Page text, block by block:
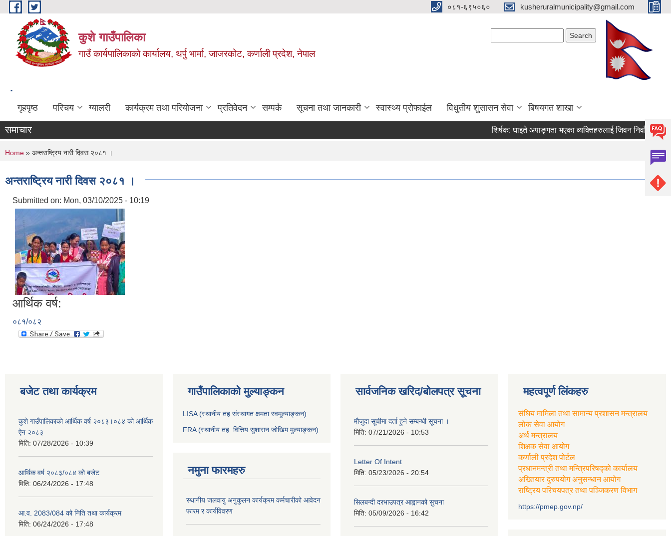
Skip to main content ०८१-६९५०६० kusheruralmunicipality@gmail.com
कुशे गाउँपालिका
गाउँ कार्यपालिकाको कार्यालय, थर्पु भार्मा, जाजरकोट, कर्णाली प्रदेश, नेपाल
.
गृहपृष्ठ परिचय ग्यालरी कार्यक्रम तथा परियोजना प्रतिवेदन सम्पर्क सूचना तथा जानकारी स्वास्थ्य प्रोफाईल विधुतीय शुसासन सेवा बिषयगत शाखा
समाचार शिर्षक:घाइते अपाङ्गता भएका व्यक्तिहरुलाई जिवन निर्वाह भत्ता र
You are here
Home » अन्तराष्ट्रिय नारी दिवस २०८१ ।
अन्तराष्ट्रिय नारी दिवस २०८१ ।
Submitted on: Mon, 03/10/2025 - 10:19
आर्थिक वर्ष:
०८१/०८२
बजेट तथा कार्यक्रम
कुशे गाउँपालिकाकाे आर्थिक वर्ष २०८३।०८४ को आर्थिक
ऐन २०८३
मिति: 07/28/2026 - 10:39
आर्थिक वर्ष २०८३/०८४ को बजेट
मिति: 06/24/2026 - 17:48
आ.व. 2083/084 को निति तथा कार्यक्रम
मिति: 06/24/2026 - 17:48
गाउँपालिकाको मुल्याङ्कन
LISA (स्थानीय तह संस्थागत क्षमता स्वमूल्याङ्कन)
FRA (स्थानीय तह वित्तिय सुशासन जोखिम मुल्याङ्कन)
नमुना फारमहरु
स्थानीय जलवायु अनुकुलन कार्यक्रम कर्मचारीको आवेदन
फारम र कार्यविवरण
सार्वजनिक खरिद/बोलपत्र सूचना
मौजुदा सूचीमा दर्ता हुने सम्बन्धी सूचना ।
मिति: 07/21/2026 - 10:53
Letter Of Intent
मिति: 05/23/2026 - 20:54
सिलबन्दी दरभाउपत्र आह्वानको सुचना
मिति: 05/09/2026 - 16:42
महत्वपूर्ण लिंकहरु
संघिय मामिला तथा सामान्य प्रशासन मन्त्रालय
लोक सेवा आयोग
अर्थ मन्त्रालय
शिक्षक सेवा आयोग
कर्णाली प्रदेश पोर्टल
प्रधानमन्त्री तथा मन्त्रिपरिषद्को कार्यालय
अख्तियार दुरुपयोग अनुसन्धान आयोग
राष्ट्रिय परिचयपत्र तथा पञ्जिकरण विभाग
https://pmep.gov.np/